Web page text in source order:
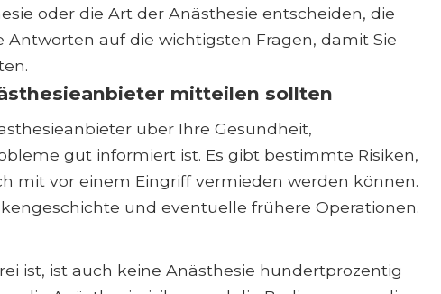
oder die Art der Anästhesie entscheiden, die
Antworten auf die wichtigsten Fragen, damit Sie
mitteilen sollten
über Ihre Gesundheit,
gut informiert ist. Es gibt bestimmte Risiken,
mit vor einem Eingriff vermieden werden können.
und eventuelle frühere Operationen.
ist, ist auch keine Anästhesie hundertprozentig